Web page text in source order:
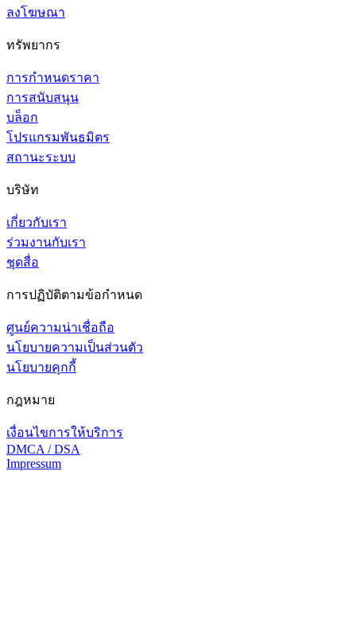
ลงโฆษณา
ทรัพยากร
การกำหนดราคา
การสนับสนุน
บล็อก
โปรแกรมพันธมิตร
สถานะระบบ
บริษัท
เกี่ยวกับเรา
ร่วมงานกับเรา
ชุดสื่อ
การปฏิบัติตามข้อกำหนด
ศูนย์ความน่าเชื่อถือ
นโยบายความเป็นส่วนตัว
นโยบายคุกกี้
กฎหมาย
เงื่อนไขการให้บริการ
DMCA / DSA
Impressum